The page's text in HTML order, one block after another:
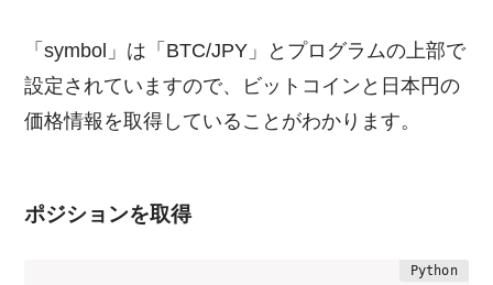
「symbol」は「BTC/JPY」とプログラムの上部で
設定されていますので、ビットコインと日本円の
価格情報を取得していることがわかります。
ポジションを取得